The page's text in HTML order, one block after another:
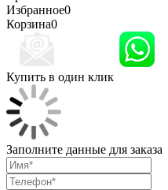
Избранное0
Корзина0
Купить в один клик
Заполните данные для заказа